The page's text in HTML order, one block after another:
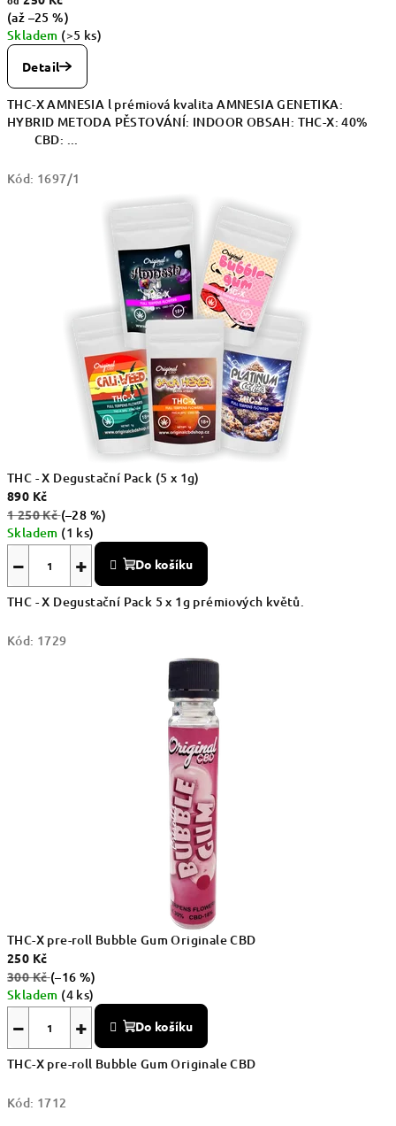
(až –25 %)
Skladem (>5 ks)
Detail
THC-X AMNESIA l prémiová kvalita AMNESIA GENETIKA:
HYBRID METODA PĚSTOVÁNÍ: INDOOR OBSAH: THC-X: 40%
CBD: ...
Kód: 1697/1
THC - X Degustační Pack (5 x 1g)
890 Kč
1 250 Kč(–28 %)
Skladem (1 ks)
+
− Do košíku
THC - X Degustační Pack 5 x 1g prémiových květů.
Kód: 1729
THC-X pre-roll Bubble Gum Originale CBD
250 Kč
300 Kč(–16 %)
Skladem (4 ks)
+
− Do košíku
THC-X pre-roll Bubble Gum Originale CBD
Kód: 1712